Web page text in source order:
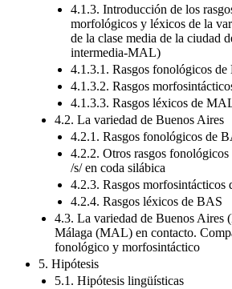
4.1.3. Introducción de los
morfológicos y léxicos de la
de la clase media de la ciudad
intermedia-MAL)
4.1.3.1. Rasgos fonológicos
4.1.3.2. Rasgos
4.1.3.3. Rasgos léxicos de
4.2. La variedad de Buenos Aires
4.2.1. Rasgos fonológicos de
4.2.2. Otros rasgos
/s/ en coda silábica
4.2.3. Rasgos morfosintácticos
4.2.4. Rasgos léxicos de BAS
4.3. La variedad de Buenos Aires
Málaga (MAL) en contacto.
fonológico y morfosintáctico
5. Hipótesis
5.1. Hipótesis lingüísticas